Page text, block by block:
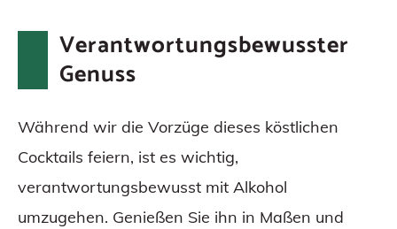
Verantwortungsbewusster
Genuss
Während wir die Vorzüge dieses köstlichen
Cocktails feiern, ist es wichtig,
verantwortungsbewusst mit Alkohol
umzugehen. Genießen Sie ihn in Maßen und